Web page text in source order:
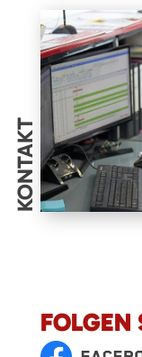
KONTAKT
FOLGEN